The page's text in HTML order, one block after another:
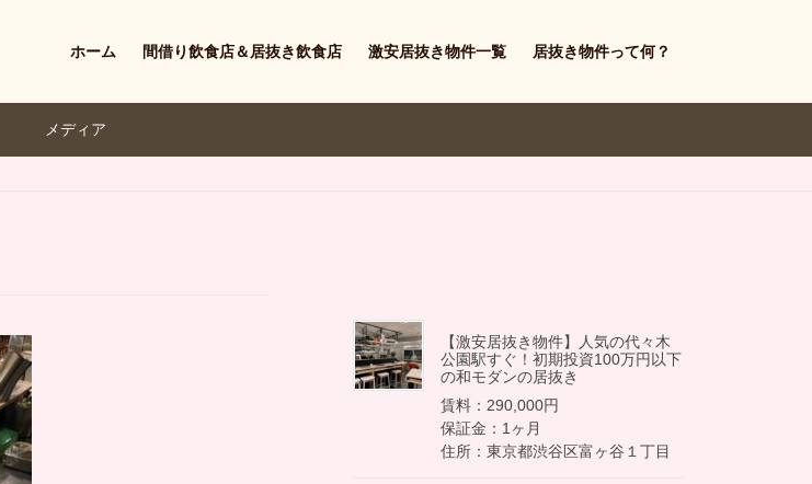
ホーム 間借り飲食店＆居抜き飲食店 激安居抜き物件一覧 居抜き物件って何？
メディア
【激安居抜き物件】人気の代々木
公園駅すぐ！初期投資100万円以下
の和モダンの居抜き
賃料：290,000円
保証金：1ヶ月
住所：東京都渋谷区富ヶ谷１丁目